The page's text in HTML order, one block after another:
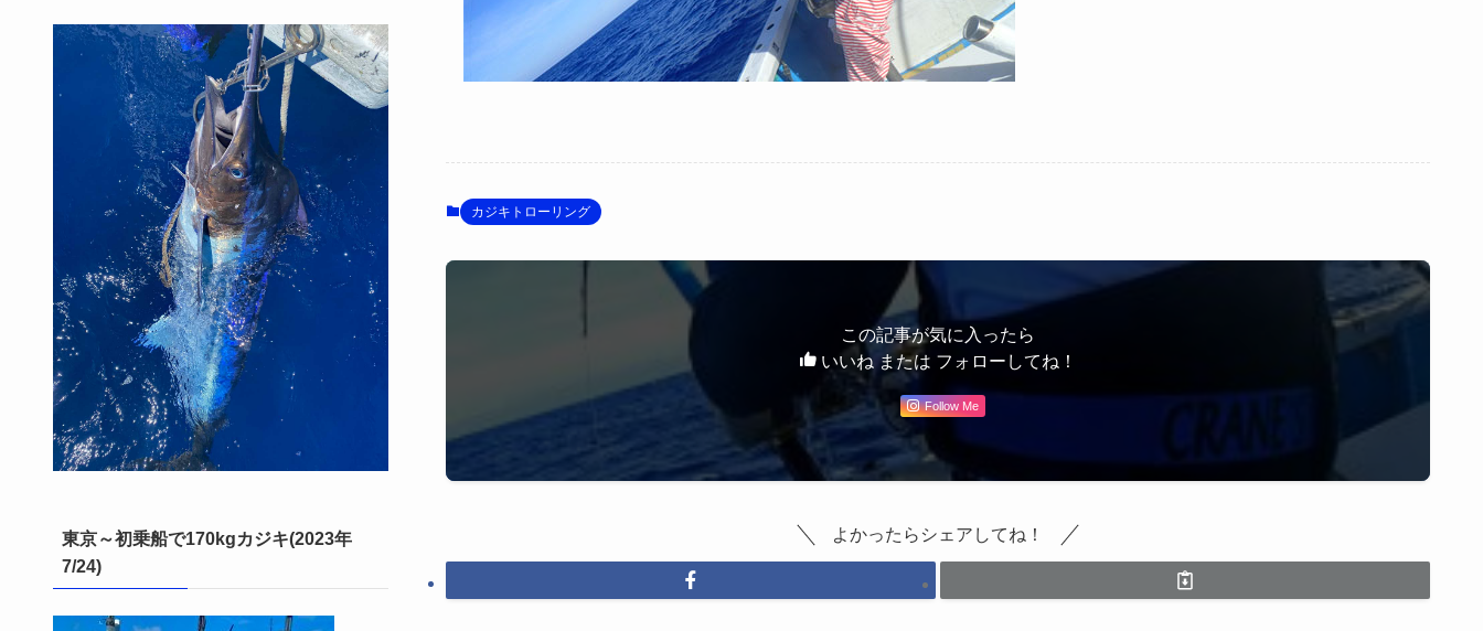
カジキトローリング
この記事が気に入ったら
いいね または フォローしてね！
Follow Me
よかったらシェアしてね！
東京～初乗船で170kgカジキ(2023年
7/24)